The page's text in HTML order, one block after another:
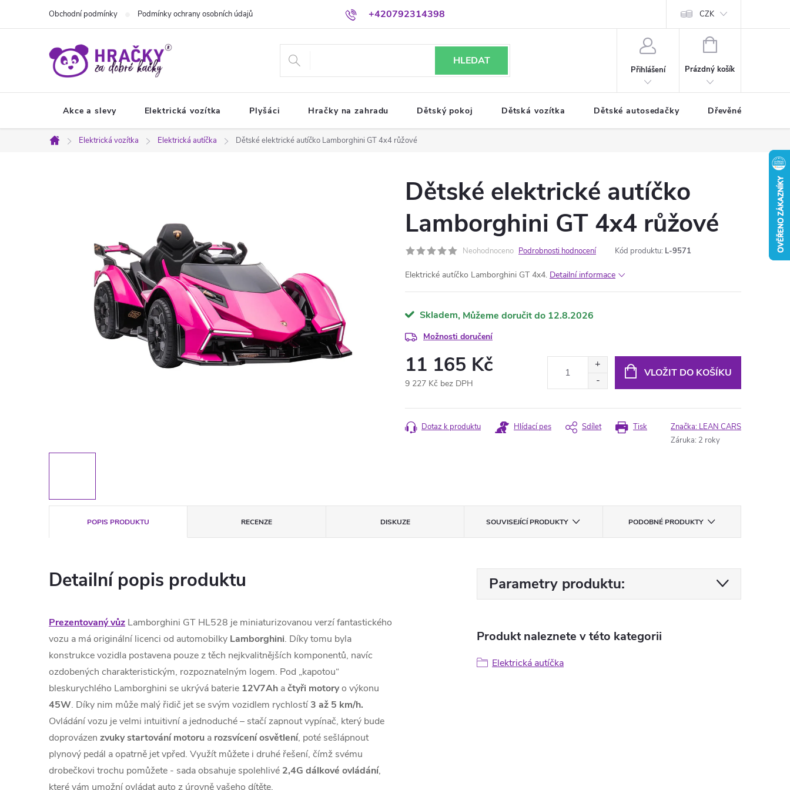
+420792314398
Obchodní podmínky Podmínky ochrany osobních údajů CZK
HLEDAT
Přihlášení
NÁKUPNÍ
Prázdný košík
Akce a slevy Elektrická vozítka Plyšáci Hračky na zahradu Dětský pokoj Dětská vozítka Dětské autosedačky Dřevěné hračky
Domů
Elektrická vozítka Elektrická autíčka Dětské elektrické autíčko Lamborghini GT 4x4 růžové
Dětské elektrické autíčko
Lamborghini GT 4x4 růžové
Neohodnoceno Podrobnosti hodnocení Kód produktu: L-9571
Elektrické autíčko Lamborghini GT 4x4. Detailní informace
Skladem 12.8.2026
Možnosti doručení
11 165 Kč
9 227 Kč bez DPH
cena:
VLOŽIT DO KOŠÍKU
Tisk
Dotaz k produktu Hlídací pes Sdílet Značka: LEAN CARS
Záruka: 2 roky
POPIS PRODUKTU RECENZE DISKUZE SOUVISEJÍCÍ PRODUKTY PODOBNÉ PRODUKTY
Detailní popis produktu
Prezentovaný vůz Lamborghini GT HL528 je miniaturizovanou verzí fantastického
vozu a má originální licenci od automobilky Lamborghini. Díky tomu byla
konstrukce vozidla postavena pouze z těch nejkvalitnějších komponentů, navíc
ozdobených charakteristickým, rozpoznatelným logem. Pod „kapotou“
bleskurychlého Lamborghini se ukrývá baterie 12V7Ah ačtyři motoryo výkonu
45W. Díky nim může malý řidič jet se svým vozidlem rychlostí3 až 5 km/h.
Ovládání vozu je velmi intuitivní a jednoduché – stačí zapnout vypínač, který bude
doprovázen zvuky startování motoru a rozsvíceníosvětlení, poté sešlápnout
plynový pedál a opatrně jet vpřed. Využít můžete i druhé řešení, čímž svému
drobečkovi trochu pomůžete - sada obsahuje spolehlivé 2,4G dálkové ovládání,
které vám umožní ovládat auto z úrovně vašeho dítěte.
Parametry produktu:
Produkt naleznete v této kategorii
Elektrická autíčka